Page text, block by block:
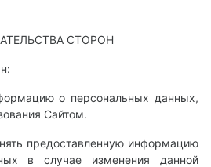
СТОРОН
о персональных данных,
Сайтом.
предоставленную информацию
в случае изменения данной